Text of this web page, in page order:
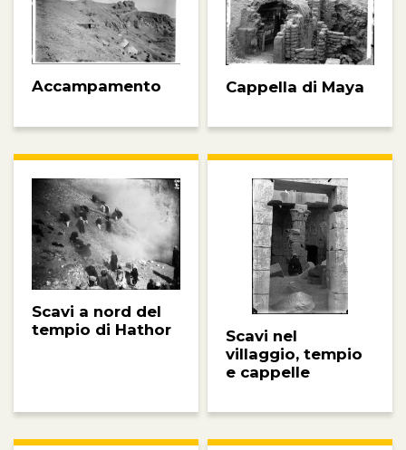
Accampamento Cappella di Maya
Scavi a nord del
tempio di Hathor
Scavi nel
villaggio, tempio
e cappelle